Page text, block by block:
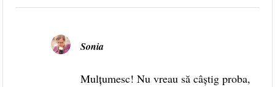
Sonia
Mulțumesc! Nu vreau să câștig proba,